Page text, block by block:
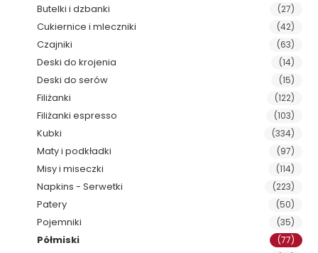
Butelki i dzbanki (27)
Cukiernice i mleczniki (42)
Czajniki (63)
Deski do krojenia (14)
Deski do serów (15)
Filiżanki (122)
Filiżanki espresso (103)
Kubki (334)
Maty i podkładki (97)
Misy i miseczki (114)
Napkins - Serwetki (223)
Patery (50)
Pojemniki (35)
Półmiski (77)